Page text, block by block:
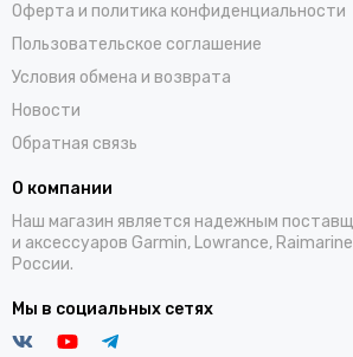
Оферта и политика конфиденциальности
Пользовательское соглашение
Условия обмена и возврата
Новости
Обратная связь
О компании
Наш магазин является надежным
и аксессуаров Garmin, Lowrance,
России.
Мы в социальных сетях